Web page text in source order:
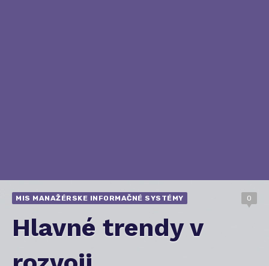
MIS MANAŽÉRSKE INFORMAČNÉ SYSTÉMY 0
Hlavné trendy v